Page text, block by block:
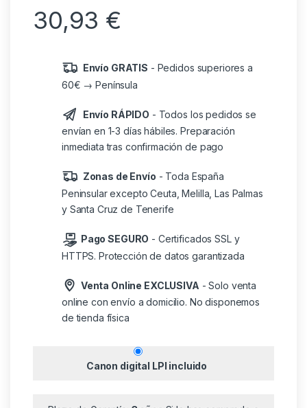
30,93 €
Envío GRATIS - Pedidos superiores a
60€ → Península
Envío RÁPIDO - Todos los pedidos se
envían en 1-3 días hábiles. Preparación
inmediata tras confirmación de pago
Zonas de Envío - Toda España
Peninsular excepto Ceuta, Melilla, Las Palmas
y Santa Cruz de Tenerife
Pago SEGURO - Certificados SSL y
HTTPS. Protección de datos garantizada
Venta Online EXCLUSIVA - Solo venta
online con envío a domicilio. No disponemos
de tienda física
Canon digital LPI incluido